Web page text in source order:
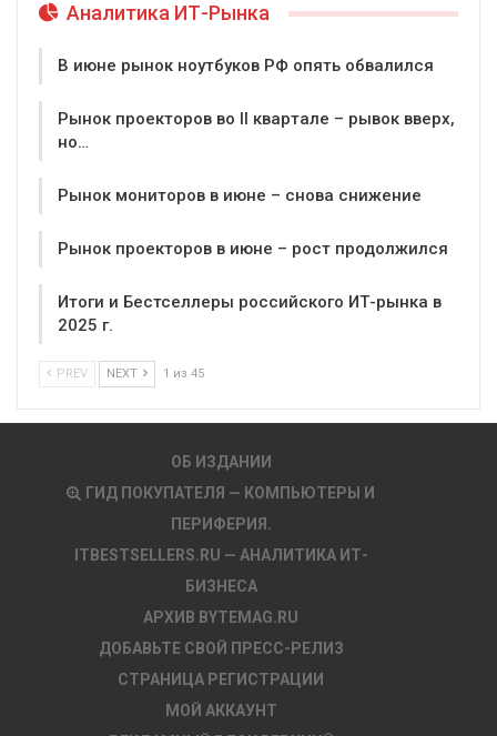
Аналитика ИТ-Рынка
В июне рынок ноутбуков РФ опять обвалился
Рынок проекторов во II квартале – рывок вверх,
но…
Рынок мониторов в июне – снова снижение
Рынок проекторов в июне – рост продолжился
Итоги и Бестселлеры российского ИТ-рынка в
2025 г.
PREV NEXT 1 из 45
ОБ ИЗДАНИИ
ГИД ПОКУПАТЕЛЯ — КОМПЬЮТЕРЫ И
ПЕРИФЕРИЯ.
ITBESTSELLERS.RU — АНАЛИТИКА ИТ-
БИЗНЕСА
АРХИВ BYTEMAG.RU
ДОБАВЬТЕ СВОЙ ПРЕСС-РЕЛИЗ
СТРАНИЦА РЕГИСТРАЦИИ
МОЙ АККАУНТ